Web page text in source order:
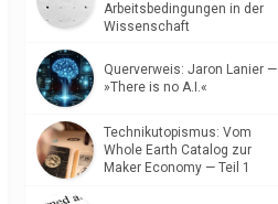
Arbeitsbedingungen in der
Wissenschaft
Querverweis: Jaron Lanier —
»There is no A.I.«
Technikutopismus: Vom
Whole Earth Catalog zur
Maker Economy — Teil 1